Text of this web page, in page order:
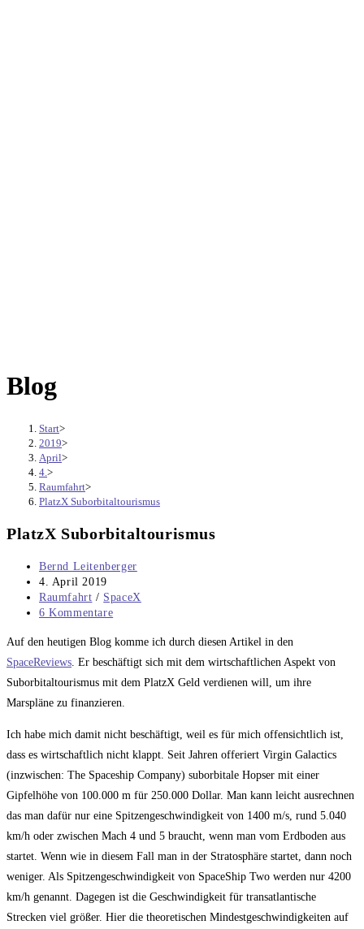
Blog
Start>
2019>
April>
4. >
Raumfahrt>
PlatzX Suborbitaltourismus
PlatzX Suborbitaltourismus
Beitrags-
Autor:
Bernd Leitenberger
Beitrag
veröffentlicht:
4. April 2019
Beitrags-
Kategorie:
Raumfahrt / SpaceX
Beitrags-
6 Kommentare
Auf den heutigen Blog komme ich durch diesen Artikel in den
SpaceReviews . Er beschäftigt sich mit dem wirtschaftlichen Aspekt von
Suborbitaltourismus mit dem PlatzX Geld verdienen will, um ihre
Marspläne zu finanzieren.
Ich habe mich damit nicht beschäftigt, weil es für mich offensichtlich ist,
dass es wirtschaftlich nicht klappt. Seit Jahren offeriert Virgin Galactics
(inzwischen: The Spaceship Company) suborbitale Hopser mit einer
Gipfelhöhe von 100.000 m für 250.000 Dollar. Man kann leicht ausrechnen
das man dafür nur eine Spitzengeschwindigkeit von 1400 m/s, rund 5.040
km/h oder zwischen Mach 4 und 5 braucht, wenn man vom Erdboden aus
startet. Wenn wie in diesem Fall man in der Stratosphäre startet, dann noch
weniger. Als Spitzengeschwindigkeit von SpaceShip Two werden nur 4200
km/h genannt. Dagegen ist die Geschwindigkeit für transatlantische
Strecken viel größer. Hier die theoretischen Mindestgeschwindigkeiten auf